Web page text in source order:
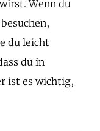
Wenn du
du leicht
du in
ist es wichtig,